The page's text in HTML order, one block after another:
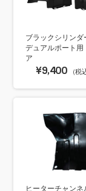
ブラックシリンダ
デュアルポート
ア
¥9,400 （税
ヒーターチャンネ